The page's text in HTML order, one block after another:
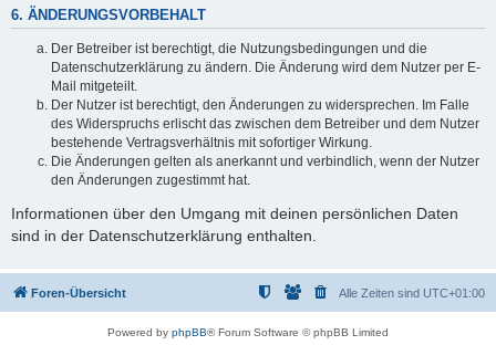
6. ÄNDERUNGSVORBEHALT
Der Betreiber ist berechtigt, die Nutzungsbedingungen und die
Datenschutzerklärung zu ändern. Die Änderung wird dem Nutzer per E-
Mail mitgeteilt.
Der Nutzer ist berechtigt, den Änderungen zu widersprechen. Im Falle
des Widerspruchs erlischt das zwischen dem Betreiber und dem Nutzer
bestehende Vertragsverhältnis mit sofortiger Wirkung.
Die Änderungen gelten als anerkannt und verbindlich, wenn der Nutzer
den Änderungen zugestimmt hat.
Informationen über den Umgang mit deinen persönlichen Daten
sind in der Datenschutzerklärung enthalten.
Foren-Übersicht Alle Zeiten sind UTC+01:00
Powered by phpBB® Forum Software © phpBB Limited